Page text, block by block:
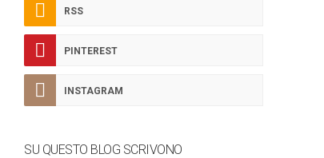
RSS
PINTEREST
INSTAGRAM
SU QUESTO BLOG SCRIVONO